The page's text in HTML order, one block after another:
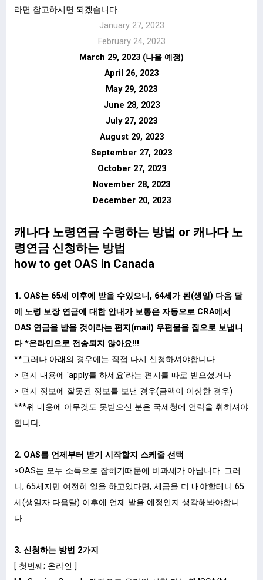
라면 참고하시면 되겠습니다.
January 27, 2023
February 24, 2023
March 29, 2023 (나올 예정)
April 26, 2023
May 29, 2023
June 28, 2023
July 27, 2023
August 29, 2023
September 27, 2023
October 27, 2023
November 28, 2023
December 20, 2023
캐나다 노령연금 수령하는 방법 or 캐나다 노
령연금 신청하는 방법
how to get OAS in Canada
1. OAS는 65세 이후에 받을 수있으니, 64세가 된(생일) 다음 달
에 노령 보장 연금에 대한 안내가 보통은 자동으로 CRA에서
OAS 연금을 받을 것이라는 편지(mail) 우편물을 집으로 보냅니
다 *온라인으로 전송되지 않아요!!!
**그러나 아래의 경우에는 직접 다시 신청하셔야합니다
> 편지 내용에 'apply를 하세요'라는 편지를 따로 받으셨거나
> 편지 정보에 잘못된 정보를 보낸 경우(금액이 이상한 경우)
***위 내용에 아무것도 못받으신 분은 국세청에 연락을 취하셔야
합니다.
2. OAS를 언제부터 받기 시작할지 스케줄 선택
>OAS는 모두 소득으로 잡히기때문에 비과세가 아닙니다. 그러
니, 65세지만 여전히 일을 하고있다면, 세금을 더 내야할테니 65
세(생일자 다음달) 이후에 언제 받을 예정인지 생각해봐야합니
다.
3. 신청하는 방법 2가지
[ 첫번째; 온라인 ]